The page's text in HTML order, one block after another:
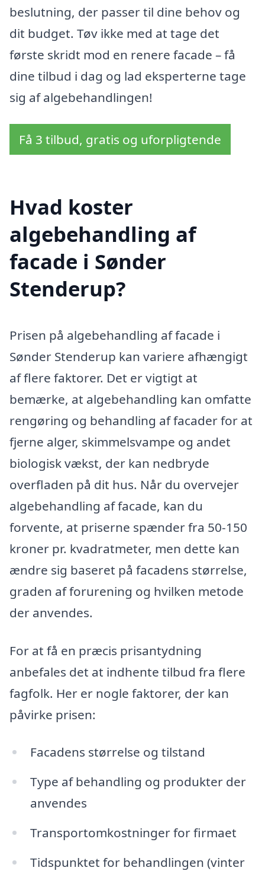
beslutning, der passer til dine behov og
dit budget. Tøv ikke med at tage det
første skridt mod en renere facade – få
dine tilbud i dag og lad eksperterne tage
sig af algebehandlingen!
Få 3 tilbud, gratis og uforpligtende
Hvad koster
algebehandling af
facade i Sønder
Stenderup?
Prisen på algebehandling af facade i
Sønder Stenderup kan variere afhængigt
af flere faktorer. Det er vigtigt at
bemærke, at algebehandling kan omfatte
rengøring og behandling af facader for at
fjerne alger, skimmelsvampe og andet
biologisk vækst, der kan nedbryde
overfladen på dit hus. Når du overvejer
algebehandling af facade, kan du
forvente, at priserne spænder fra 50-150
kroner pr. kvadratmeter, men dette kan
ændre sig baseret på facadens størrelse,
graden af forurening og hvilken metode
der anvendes.
For at få en præcis prisantydning
anbefales det at indhente tilbud fra flere
fagfolk. Her er nogle faktorer, der kan
påvirke prisen:
Facadens størrelse og tilstand
Type af behandling og produkter der
anvendes
Transportomkostninger for firmaet
Tidspunktet for behandlingen (vinter